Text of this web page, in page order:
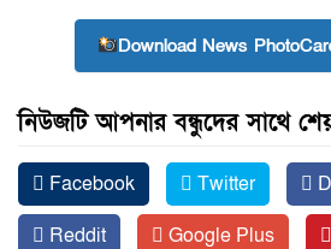
Download News
নিউজটি আপনার বন্ধুদের সাথে
Facebook Twitter
Reddit
Google Plus